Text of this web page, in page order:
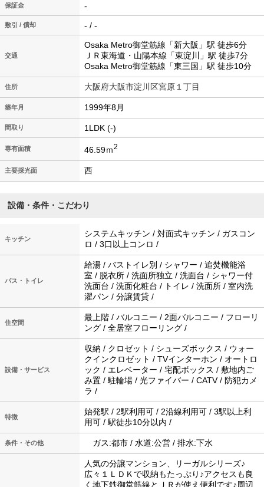
保証金 -
敷引 / 償却 - / -
交通
Osaka Metro御堂筋線「新大阪」駅 徒歩6分
ＪＲ東海道・山陽本線「東淀川」駅 徒歩7分
Osaka Metro御堂筋線「東三国」駅 徒歩10分
住所 大阪府大阪市淀川区宮原１丁目
築年月 1999年8月
間取り 1LDK (-)
専有面積 46.59ｍ2
主要採光面 西
設備・条件・こだわり
キッチン
システムキッチン / 対面式キッチン / ガスコン
ロ / 3口以上コンロ /
バス・トイレ
給湯 / バストイレ別 / シャワー / 追焚機能浴
室 / 脱衣所 / 洗面所独立 / 洗面台 / シャワー付
洗面台 / 洗面化粧台 / トイレ / 洗面所 / 室内洗
濯パン / 分譲賃貸 /
住空間
最上階 / バルコニー / 2面バルコニー / フローリ
ング / 全居室フローリング /
設備・サービス
収納 / クロゼット / シューズボックス / ウォー
クインクロゼット / TVインターホン / オートロ
ック / エレベーター / 宅配ボックス / 敷地内ご
み置 / 駐輪場 / 光ファイバー / CATV / 防犯カメ
ラ /
特徴
始発駅 / 2駅利用可 / 2沿線利用可 / 3駅以上利
用可 / 駅徒歩10分以内 /
条件・その他 ガス:都市 / 水道:公営 / 排水:下水
人気の分譲マンション、リーガルシリーズ♪
広々１ＬＤＫで収納もたっぷり♪アクセスも良
く地下鉄御堂筋線とＪＲが使え便利です♪周辺